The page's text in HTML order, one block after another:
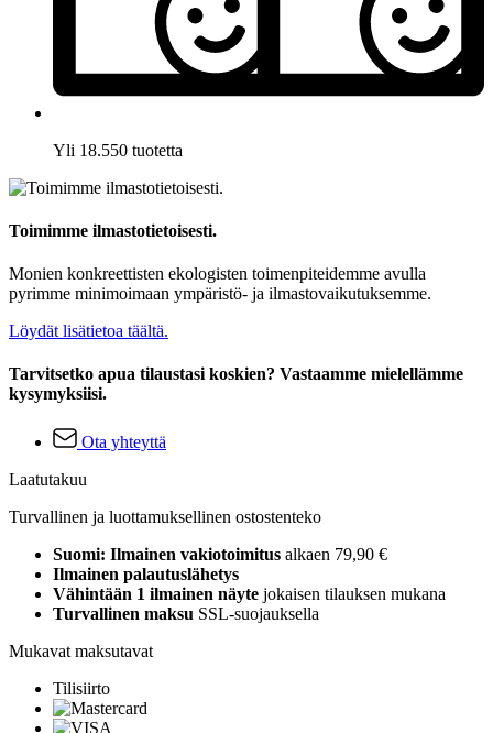
Yli 18.550 tuotetta
Toimimme ilmastotietoisesti.
Monien konkreettisten ekologisten toimenpiteidemme avulla
pyrimme minimoimaan ympäristö- ja ilmastovaikutuksemme.
Löydät lisätietoa täältä.
Tarvitsetko apua tilaustasi koskien? Vastaamme mielellämme
kysymyksiisi.
Ota yhteyttä
Laatutakuu
Turvallinen ja luottamuksellinen ostostenteko
Suomi: Ilmainen vakiotoimitus alkaen 79,90 €
Ilmainen palautuslähetys
Vähintään 1 ilmainen näyte jokaisen tilauksen mukana
Turvallinen maksu SSL-suojauksella
Mukavat maksutavat
Tilisiirto